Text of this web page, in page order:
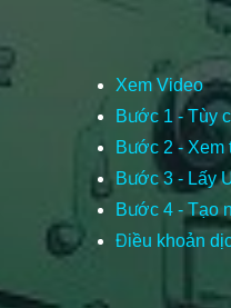
Xem Video
Bước 1 - Tùy
Bước 2 - Xem
Bước 3 - Lấy
Bước 4 - Tạo
Điều khoản